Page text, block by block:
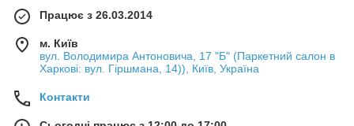
Працює з 26.03.2014
м. Київ
вул. Володимира Антоновича, 17 "Б" (Паркетний салон в
Харкові: вул. Гіршмана, 14)), Київ, Україна
Контакти